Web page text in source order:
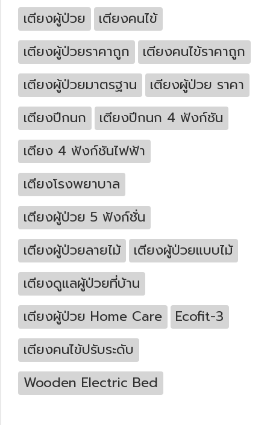
เตียงผู้ป่วย
เตียงคนไข้
เตียงผู้ป่วยราคาถูก
เตียงคนไข้ราคาถูก
เตียงผู้ป่วยมาตรฐาน
เตียงผู้ป่วย ราคา
เตียงปีกนก
เตียงปีกนก 4 ฟังก์ชัน
เตียง 4 ฟังก์ชันไฟฟ้า
เตียงโรงพยาบาล
เตียงผู้ป่วย 5 ฟังก์ชั่น
เตียงผู้ป่วยลายไม้
เตียงผู้ป่วยแบบไม้
เตียงดูแลผู้ป่วยที่บ้าน
เตียงผู้ป่วย Home Care
Ecofit-3
เตียงคนไข้ปรับระดับ
Wooden Electric Bed